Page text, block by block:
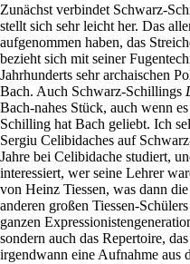
Zunächst verbindet Schwarz-
stellt sich sehr leicht her. Das
aufgenommen haben, das
bezieht sich mit seiner
Jahrhunderts sehr archaischen
Bach. Auch Schwarz-Schillings
Bach-nahes Stück, auch wenn
Schilling hat Bach geliebt. Ich
Sergiu Celibidaches auf
Jahre bei Celibidache studiert,
interessiert, wer seine Lehrer
von Heinz Tiessen, was dann
anderen großen Tiessen-
ganzen
sondern auch das Repertoire,
irgendwann eine Aufnahme aus